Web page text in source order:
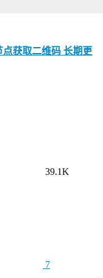
点获取二维码 长期更
39.1K
7